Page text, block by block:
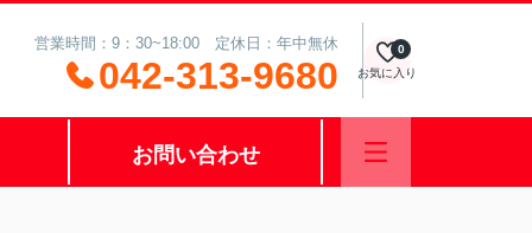
営業時間：9：30~18:00 定休日：年中無休
042-313-9680 お気に入り
0
お問い合わせ